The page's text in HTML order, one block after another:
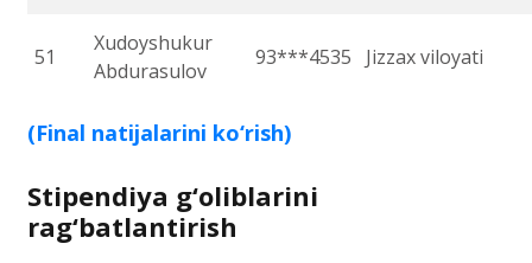
51
Xudoyshukur
Abdurasulov
93***4535 Jizzax viloyati
(Final natijalarini ko‘rish)
Stipendiya g‘oliblarini
rag‘batlantirish